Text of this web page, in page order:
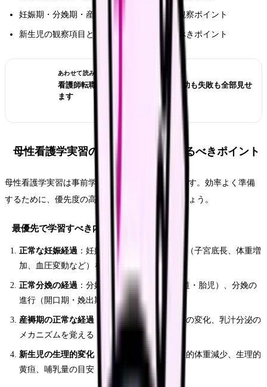
妊娠期・分娩期・産褥期それぞれのケアと観察ポイント
新生児の観察項目と母乳指導見学で注目すべきポイント
あわせて読みたい
看護師転職のリアル体験談12選｜成功も失敗も全部見せ
ます
母性看護学実習の事前学習で押さえるべきポイント
母性看護学実習は事前学習の量が特に多い実習です。効率よく準備
するために、優先度の高い項目から取り組みましょう。
最優先で学習すべき内容
正常な妊娠経過 ：妊娠週数ごとの母体の変化（子宮底長、体重増
加、血圧変動など）を時系列で整理する
正常分娩の経過 ：分娩の3要素（娩出力・産道・胎児）、分娩の
進行（開口期・娩出期・後産期）を理解する
産褥期の正常な経過 ：子宮復古の過程、悪露の変化、乳汁分泌の
メカニズムを覚える
新生児の生理的変化：アプガースコア、生理的体重減少、生理的
黄疸、哺乳量の目安